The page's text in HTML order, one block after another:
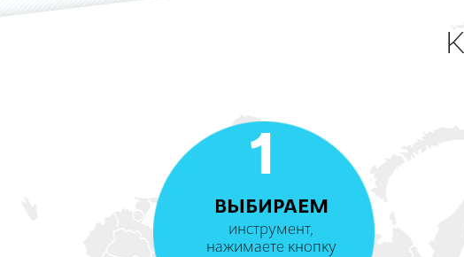
1
ВЫБИРАЕМ
инструмент,
нажимаете кнопку